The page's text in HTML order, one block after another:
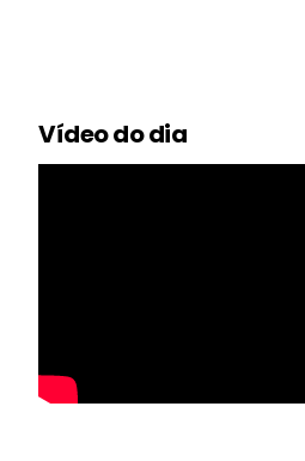
Vídeo do dia